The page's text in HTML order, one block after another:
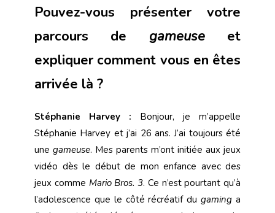
Pouvez-vous présenter votre
parcours de gameuseet
expliquer comment vous en êtes
arrivée là ?
Stéphanie Harvey : Bonjour, je m’appelle
Stéphanie Harvey et j’ai 26 ans. J’ai toujours été
une gameuse. Mes parents m’ont initiée aux jeux
vidéo dès le début de mon enfance avec des
jeux comme Mario Bros. 3. Ce n’est pourtant qu’à
l’adolescence que le côté récréatif dugaminga